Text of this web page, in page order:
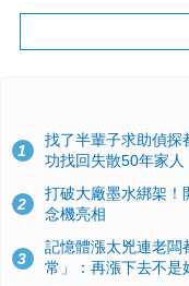
1
找了半輩子求助偵探
功找回失散50年家人
2
打破大廠墨水綁架
念機亮相
3
記憶體漲太兇連老闆
常」：再漲下去不是